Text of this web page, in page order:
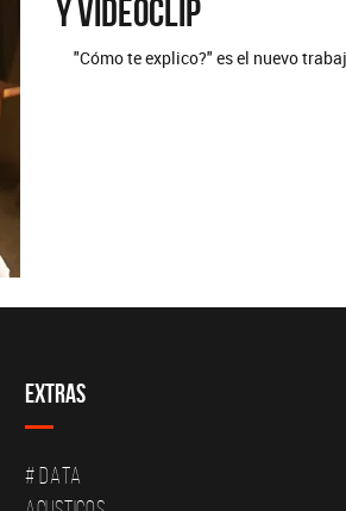
y videoclip
"Cómo te explico?" es el nuevo
Extras
# DATA